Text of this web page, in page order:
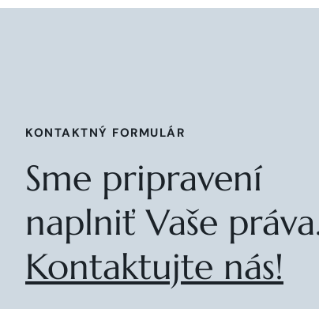
KONTAKTNÝ FORMULÁR
Sme pripravení
naplniť Vaše
Kontaktujte nás!